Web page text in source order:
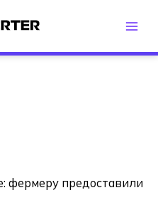
фермеру предоставили